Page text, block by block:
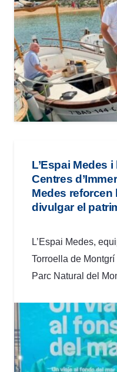
L’Espai Medes
Centres
Medes reforcen
divulgar el
L’Espai Medes,
Torroella de Montgrí
Parc Natural del